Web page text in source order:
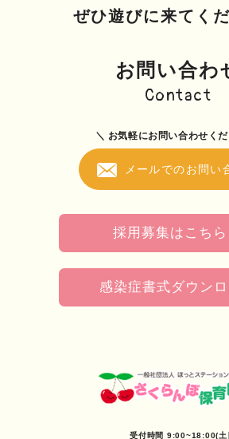
ぜひ遊びに来てくだ
お問い合わ
Contact
＼ お気軽にお問い合わせく
メールでのお問い
採用募集はこちら
感染症書式ダウン
受付時間 9:00~18:00(土